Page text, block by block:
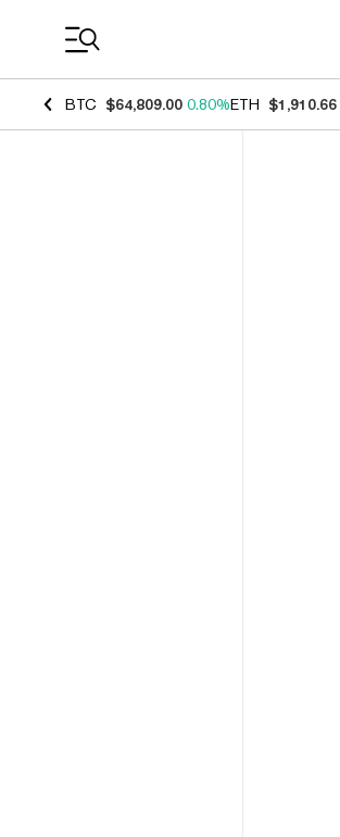
BTC $64,809.00 0.80%ETH $1,910.66